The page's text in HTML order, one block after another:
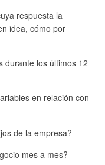
respuesta la
idea, cómo por
durante los últimos 12
en relación con
de la empresa?
mes a mes?